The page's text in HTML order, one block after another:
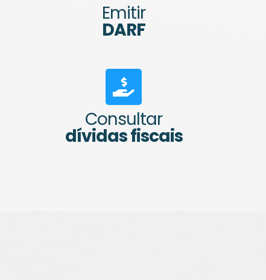
Emitir
DARF
Consultar
dívidas fiscais